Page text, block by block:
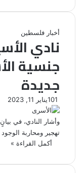
أخبار فلسطين
نادي
جنسية
جديدة
يناير 11, 2023
وأشار النادي، في
تهجير ومحاربة
أكمل القراءة »